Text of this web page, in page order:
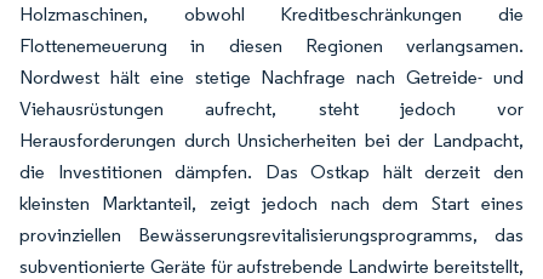
Holzmaschinen, obwohl Kreditbeschränkungen die
Flottenemeuerung in diesen Regionen verlangsamen.
Nordwest hält eine stetige Nachfrage nach Getreide- und
Viehausrüstungen aufrecht, steht jedoch vor
Herausforderungen durch Unsicherheiten bei der Landpacht,
die Investitionen dämpfen. Das Ostkap hält derzeit den
kleinsten Marktanteil, zeigt jedoch nach dem Start eines
provinziellen Bewässerungsrevitalisierungsprogramms, das
subventionierte Geräte für aufstrebende Landwirte bereitstellt,